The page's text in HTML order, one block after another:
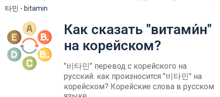
타민 - bitamin
Как сказать "витами́н"
на корейском?
"비타민" перевод с корейского на
русский. как произносится "비타민" на
корейском? Корейские слова в русском